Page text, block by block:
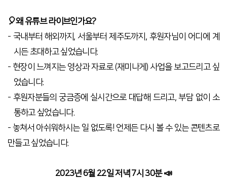
🎈왜 유튜브 라이브인가요?
- 국내부터 해외까지 , 서울부터 제주도까지 , 후원자님이 어디에 계
시든 초대하고 싶었습니다.
- 현장이 느껴지는 영상과 자료로(재미나게 ) 사업을 보고드리고 싶
었습니다.
- 후원자분들의 궁금증에 실시간으로 대답해 드리고,부담 없이 소
통하고 싶었습니다.
- 놓쳐서 아쉬워하시는 일 없도록! 언제든 다시 볼 수 있는 콘텐츠로
만들고 싶었습니다.
2023년6월 22일 저녁 7시30분 📣